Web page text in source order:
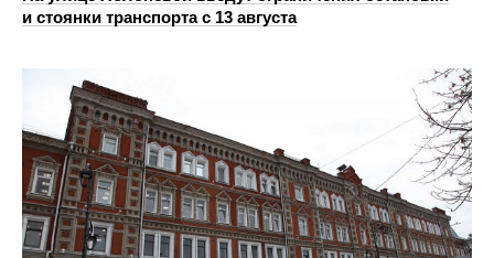
и стоянки транспорта с 13 августа